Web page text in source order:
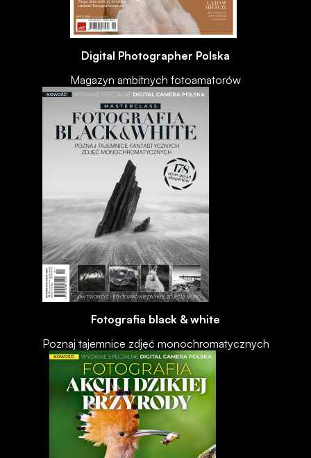
Digital Photographer Polska
Magazyn ambitnych fotoamatorów
Fotografia black & white
Poznaj tajemnice zdjęć monochromatycznych